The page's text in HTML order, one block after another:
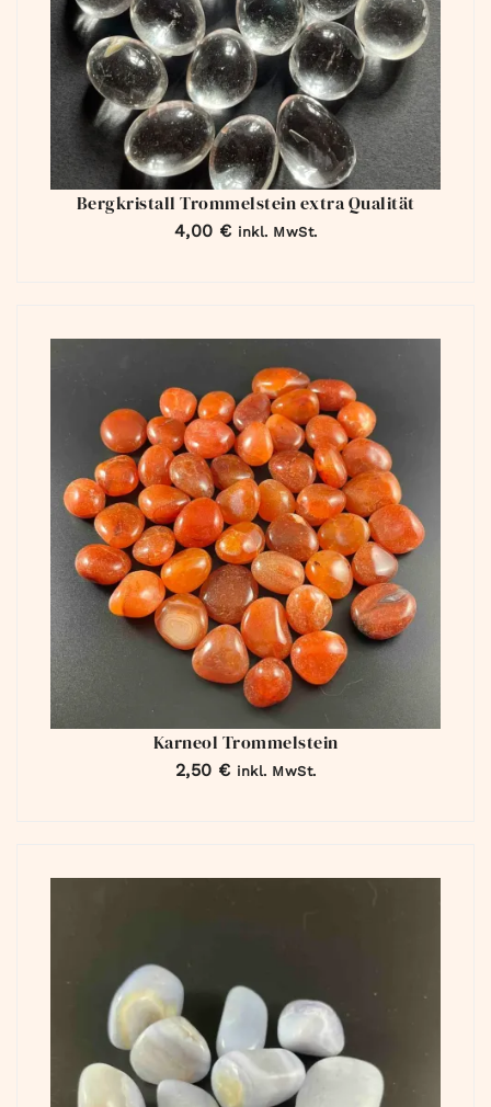
Bergkristall Trommelstein extra Qualität
4,00 € inkl. MwSt.
Karneol Trommelstein
2,50 € inkl. MwSt.